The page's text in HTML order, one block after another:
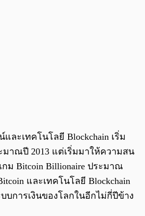
ละเทคโนโลยี Blockchain เริ่ม
าณปี 2013 แต่เริ่มมาให้ความสน
กม Bitcoin Billionaire ประมาณ
และเทคโนโลยี Blockchain
บการเงินของโลกในอีกไม่กี่ปีข้าง